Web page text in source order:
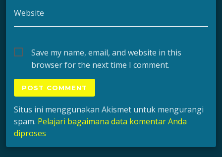
Website
Save my name, email, and website in this
browser for the next time I comment.
Situs ini menggunakan Akismet untuk mengurangi
spam. Pelajari bagaimana data komentar Anda
diproses